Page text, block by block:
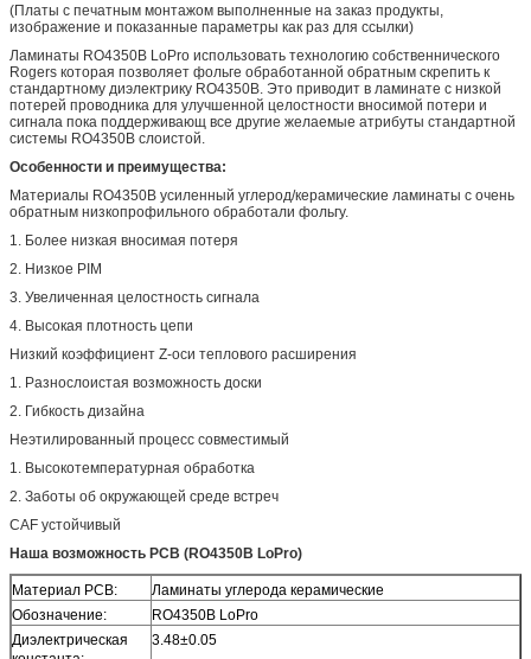
(Платы с печатным монтажом выполненные на заказ продукты,
изображение и показанные параметры как раз для ссылки)
Ламинаты RO4350B LoPro использовать технологию собственнического
Rogers которая позволяет фольге обработанной обратным скрепить к
стандартному диэлектрику RO4350B. Это приводит в ламинате с низкой
потерей проводника для улучшенной целостности вносимой потери и
сигнала пока поддерживающ все другие желаемые атрибуты стандартной
системы RO4350B слоистой.
Особенности и преимущества:
Материалы RO4350B усиленный углерод/керамические ламинаты с очень
обратным низкопрофильного обработали фольгу.
1. Более низкая вносимая потеря
2. Низкое PIM
3. Увеличенная целостность сигнала
4. Высокая плотность цепи
Низкий коэффициент Z-оси теплового расширения
1. Разнослоистая возможность доски
2. Гибкость дизайна
Неэтилированный процесс совместимый
1. Высокотемпературная обработка
2. Заботы об окружающей среде встреч
CAF устойчивый
Наша возможность PCB (RO4350B LoPro)
Материал PCB:
Ламинаты углерода керамические
Обозначение:
RO4350B LoPro
Диэлектрическая
3.48±0.05